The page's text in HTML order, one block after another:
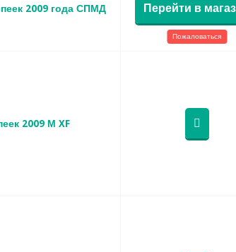
2009 года СПМД Перейти в
Пожаловаться
2009 М XF